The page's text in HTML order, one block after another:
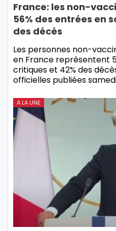
France: les non-
56% des entrées en
des décès
Les personnes non-
en France représentent
critiques et 42% des
officielles publiées
A LA UNE